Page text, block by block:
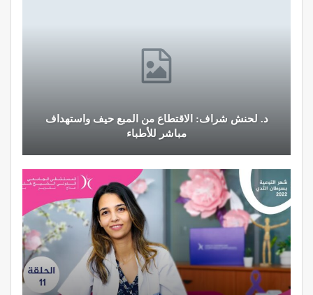
د. لحنش شراف: الاقتطاع من المبع حيف واستهداف
مباشر للأطباء